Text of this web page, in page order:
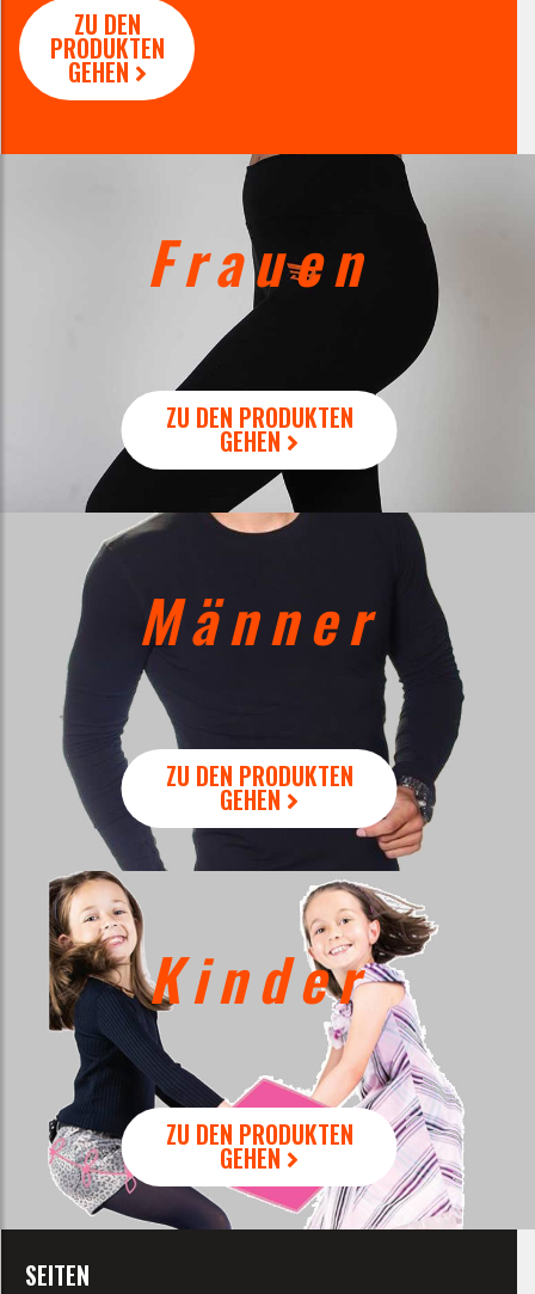
ZU DEN
PRODUKTEN
GEHEN
Frauen
ZU DEN PRODUKTEN
GEHEN
Männer
ZU DEN PRODUKTEN
GEHEN
Kinder
ZU DEN PRODUKTEN
GEHEN
SEITEN